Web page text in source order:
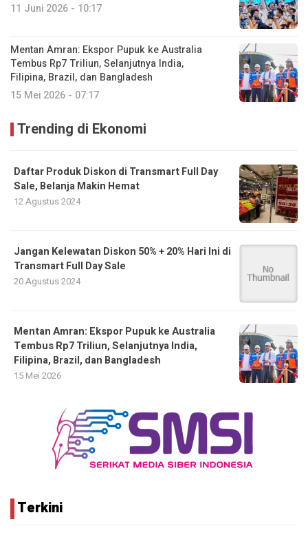
11 Juni 2026 - 10:17
Mentan Amran: Ekspor Pupuk ke Australia
Tembus Rp7 Triliun, Selanjutnya India,
Filipina, Brazil, dan Bangladesh
15 Mei 2026 - 07:17
Trending di Ekonomi
Daftar Produk Diskon di Transmart Full Day
Sale, Belanja Makin Hemat
12 Agustus 2024
Jangan Kelewatan Diskon 50% + 20% Hari Ini di
Transmart Full Day Sale
20 Agustus 2024
Mentan Amran: Ekspor Pupuk ke Australia
Tembus Rp7 Triliun, Selanjutnya India,
Filipina, Brazil, dan Bangladesh
15 Mei 2026
Terkini